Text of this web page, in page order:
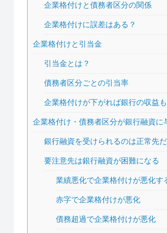
企業格付けと債務者区分の関係
企業格付けに誤差はある？
企業格付けと引当金
引当金とは？
債務者区分ごとの引当率
企業格付けが下がれば銀行の収益
企業格付け・債務者区分が銀行融資に
銀行融資を受けられるのは正常先
要注意先は銀行融資が困難になる
業績悪化で企業格付けが悪化す
赤字で企業格付けが悪化
債務超過で企業格付けが悪化